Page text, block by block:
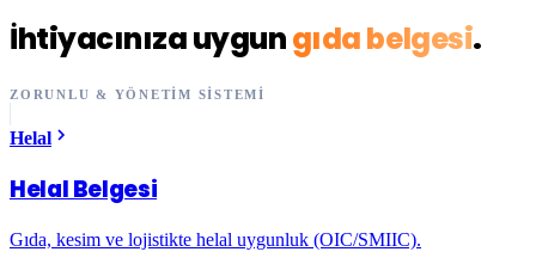
İhtiyacınıza uygungıda belgesi.
ZORUNLU & YÖNETIM SISTEMI
Helal
Helal Belgesi
Gıda, kesim ve lojistikte helal uygunluk (OIC/SMIIC).